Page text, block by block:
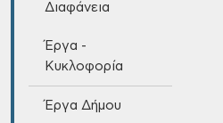
Διαφάνεια
Έργα -
Κυκλοφορία
Έργα Δήμου